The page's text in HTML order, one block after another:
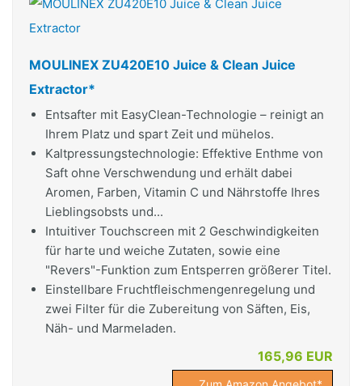
MOULINEX ZU420E10 Juice & Clean Juice
Extractor*
Entsafter mit EasyClean-Technologie – reinigt an
Ihrem Platz und spart Zeit und mühelos.
Kaltpressungstechnologie: Effektive Enthme von
Saft ohne Verschwendung und erhält dabei
Aromen, Farben, Vitamin C und Nährstoffe Ihres
Lieblingsobsts und...
Intuitiver Touchscreen mit 2 Geschwindigkeiten
für harte und weiche Zutaten, sowie eine
"Revers"-Funktion zum Entsperren größerer Titel.
Einstellbare Fruchtfleischmengenregelung und
zwei Filter für die Zubereitung von Säften, Eis,
Näh- und Marmeladen.
165,96 EUR